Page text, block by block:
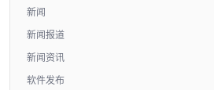
新闻
新闻报道
新闻资讯
软件发布